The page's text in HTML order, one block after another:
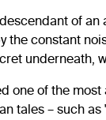
of an
the constant
underneath,
one of the
tales – such